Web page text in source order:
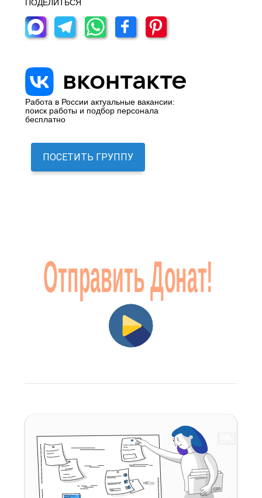
ПОДЕЛИТЬСЯ
Работа в России актуальные вакансии:
поиск работы и подбор персонала
бесплатно
ПОСЕТИТЬ ГРУППУ